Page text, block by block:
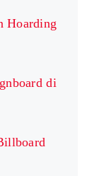
Hoarding
di